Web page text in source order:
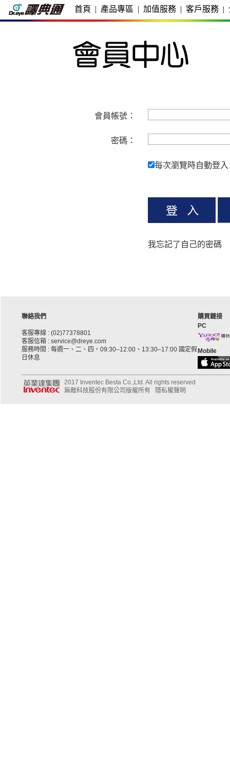
首頁 | 產品專區 | 加值服務 | 客戶服務 |
會員帳號：
密碼：
每次瀏覽時自動登入
我忘記了自己的密碼
聯絡我們
客服專線 : (02)77378801
客服信箱 : service@dreye.com
服務時間 : 每週一、二、四，09:30–12:00、13:30–17:00 國定假
日休息
購買鏈接
PC
Mobile
2017 Inventec Besta Co.,Ltd. All rights reserved
無敵科技股份有限公司版權所有
隱私權聲明